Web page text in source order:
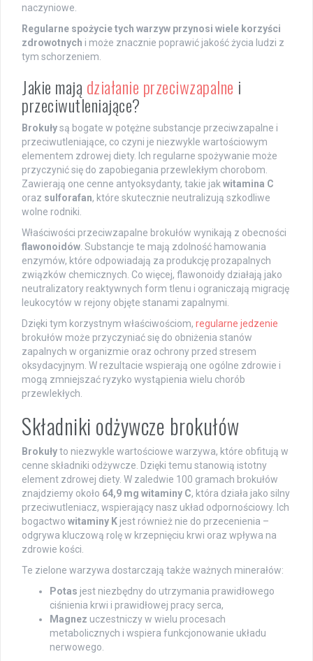
naczyniowe.
Regularne spożycie tych warzyw przynosi wiele korzyści
zdrowotnych i może znacznie poprawić jakość życia ludzi z
tym schorzeniem.
Jakie mają działanie przeciwzapalne i
przeciwutleniające?
Brokułysą bogate w potężne substancje przeciwzapalne i
przeciwutleniające, co czyni je niezwykle wartościowym
elementem zdrowej diety. Ich regularne spożywanie może
przyczynić się do zapobiegania przewlekłym chorobom.
Zawierają one cenne antyoksydanty, takie jak witamina C
oraz sulforafan, które skutecznie neutralizują szkodliwe
wolne rodniki.
Właściwości przeciwzapalne brokułów wynikają z obecności
flawonoidów . Substancje te mają zdolność hamowania
enzymów, które odpowiadają za produkcję prozapalnych
związków chemicznych. Co więcej, flawonoidy działają jako
neutralizatory reaktywnych form tlenu i ograniczają migrację
leukocytów w rejony objęte stanami zapalnymi.
Dzięki tym korzystnym właściwościom, regularne jedzenie
brokułów może przyczyniać się do obniżenia stanów
zapalnych w organizmie oraz ochrony przed stresem
oksydacyjnym. W rezultacie wspierają one ogólne zdrowie i
mogą zmniejszać ryzyko wystąpienia wielu chorób
przewlekłych.
Składniki odżywcze brokułów
Brokułyto niezwykle wartościowe warzywa, które obfitują w
cenne składniki odżywcze. Dzięki temu stanowią istotny
element zdrowej diety. W zaledwie 100 gramach brokułów
znajdziemy około 64,9 mg witaminy C, która działa jako silny
przeciwutleniacz, wspierający nasz układ odpornościowy. Ich
bogactwo witaminy K jest również nie do przecenienia –
odgrywa kluczową rolę w krzepnięciu krwi oraz wpływa na
zdrowie kości.
Te zielone warzywa dostarczają także ważnych minerałów:
Potas jest niezbędny do utrzymania prawidłowego
ciśnienia krwi i prawidłowej pracy serca,
Magnez uczestniczy w wielu procesach
metabolicznych i wspiera funkcjonowanie układu
nerwowego.